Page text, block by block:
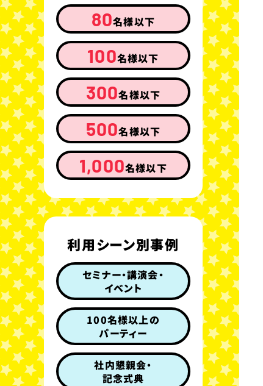
80名様以下
100名様以下
300名様以下
500名様以下
1,000名様以下
利用シーン別事例
セミナー・講演会・
イベント
100名様以上の
パーティー
社内懇親会・
記念式典